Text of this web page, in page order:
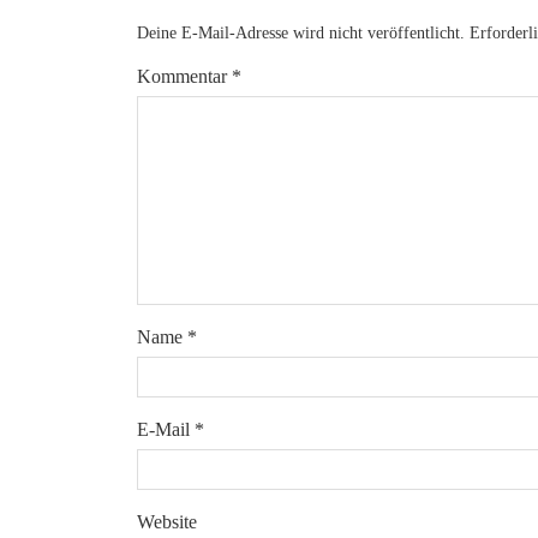
Deine E-Mail-Adresse wird nicht veröffentlicht.
Kommentar *
Name *
E-Mail *
Website